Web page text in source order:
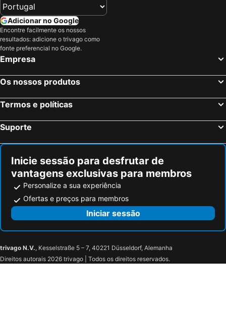
Adicionar no Google
Encontre facilmente os nossos
resultados: adicione o trivago como
fonte preferencial no Google.
Empresa
Os nossos produtos
Termos e políticas
Suporte
Inicie sessão para desfrutar de
vantagens exclusivas para membros
Personalize a sua experiência
Ofertas e preços para membros
Iniciar sessão
trivago N.V., Kesselstraße 5 – 7, 40221 Düsseldorf, Alemanha
Direitos autorais 2026 trivago | Todos os direitos reservados.